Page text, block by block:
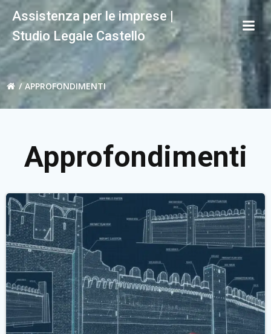
Vai
al
contenuto
Assistenza per le imprese |
Studio Legale Castello
APPROFONDIMENTI
Approfondimenti